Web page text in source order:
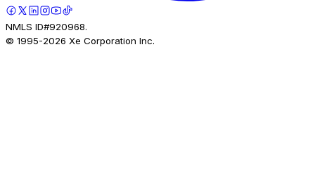
NMLS ID#920968.
© 1995-2026 Xe Corporation Inc.